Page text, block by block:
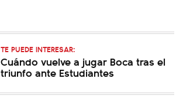
TE PUEDE INTERESAR:
Cuándo vuelve a jugar Boca tras el
triunfo ante Estudiantes